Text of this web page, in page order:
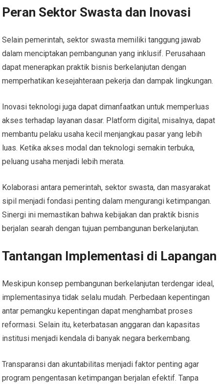
Peran Sektor Swasta dan Inovasi
Selain pemerintah, sektor swasta memiliki tanggung jawab
dalam menciptakan pembangunan yang inklusif. Perusahaan
dapat menerapkan praktik bisnis berkelanjutan dengan
memperhatikan kesejahteraan pekerja dan dampak lingkungan.
Inovasi teknologi juga dapat dimanfaatkan untuk memperluas
akses terhadap layanan dasar. Platform digital, misalnya, dapat
membantu pelaku usaha kecil menjangkau pasar yang lebih
luas. Ketika akses modal dan teknologi semakin terbuka,
peluang usaha menjadi lebih merata.
Kolaborasi antara pemerintah, sektor swasta, dan masyarakat
sipil menjadi fondasi penting dalam mengurangi ketimpangan.
Sinergi ini memastikan bahwa kebijakan dan praktik bisnis
berjalan searah dengan tujuan pembangunan berkelanjutan.
Tantangan Implementasi di Lapangan
Meskipun konsep pembangunan berkelanjutan terdengar ideal,
implementasinya tidak selalu mudah. Perbedaan kepentingan
antar pemangku kepentingan dapat menghambat proses
reformasi. Selain itu, keterbatasan anggaran dan kapasitas
institusi menjadi kendala di banyak negara berkembang.
Transparansi dan akuntabilitas menjadi faktor penting agar
program pengentasan ketimpangan berjalan efektif. Tanpa